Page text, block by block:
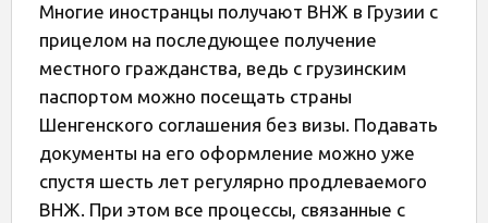
Многие иностранцы получают ВНЖ в Грузии с
прицелом на последующее получение
местного гражданства, ведь с грузинским
паспортом можно посещать страны
Шенгенского соглашения без визы. Подавать
документы на его оформление можно уже
спустя шесть лет регулярно продлеваемого
ВНЖ. При этом все процессы, связанные с